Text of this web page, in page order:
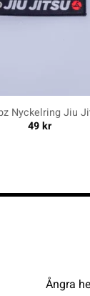
Nyckelring Jiu
49kr
Ångra